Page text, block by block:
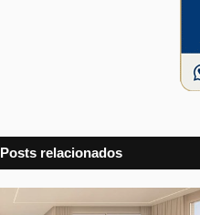
Posts relacionados